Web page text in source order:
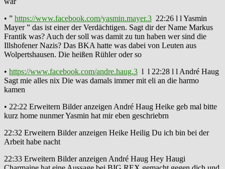
• ” https://www.facebook.com/yasmin.mayer.3 22:26 l l Yasmin
Mayer ” das ist einer der Verdächtigen. Sagt dir der Name Markus
Frantik was? Auch der soll was damit zu tun haben wer sind die
Illshofener Nazis? Das BKA hatte was dabei von Leuten aus
Wolpertshausen. Die heißen Rühler oder so
• https://www.facebook.com/andre.haug.3 l l 22:28 l l André Haug
Sagt mie alles nix Die was damals immer mit eli an die harmo
kamen
• 22:22 Erweitern Bilder anzeigen André Haug Heike geb mal bitte
kurz home nunmer Yasmin hat mir eben geschriebrn
22:32 Erweitern Bilder anzeigen Heike Heilig Du ich bin bei der
Arbeit habe nacht
22:33 Erweitern Bilder anzeigen André Haug Hey Haugi